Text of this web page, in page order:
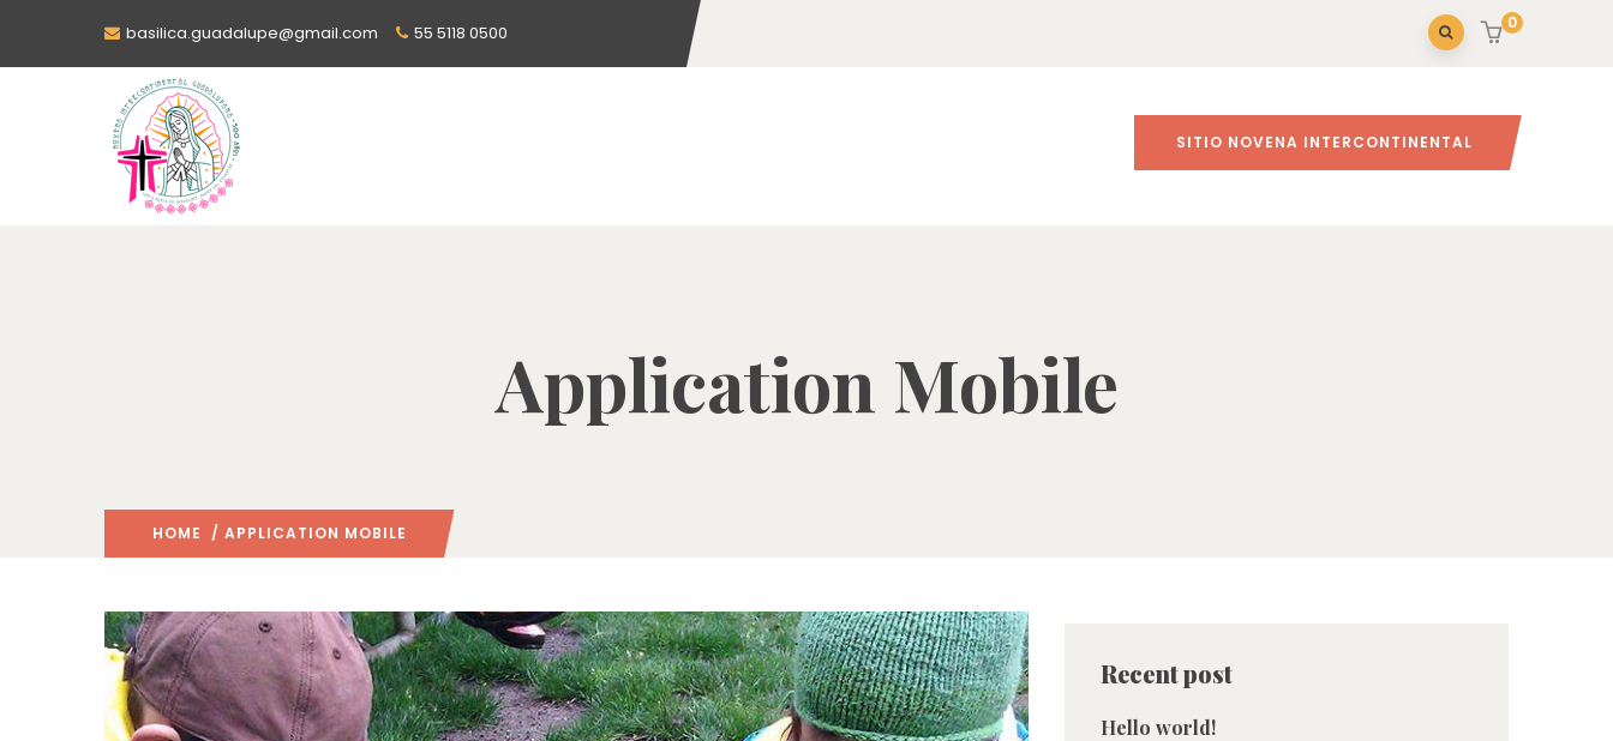
basilica.guadalupe@gmail.com 55 5118 0500 0
Inicio
SITIO NOVENA INTERCONTINENTAL
Application Mobile
HOME / APPLICATION MOBILE
Recent post
Hello world!